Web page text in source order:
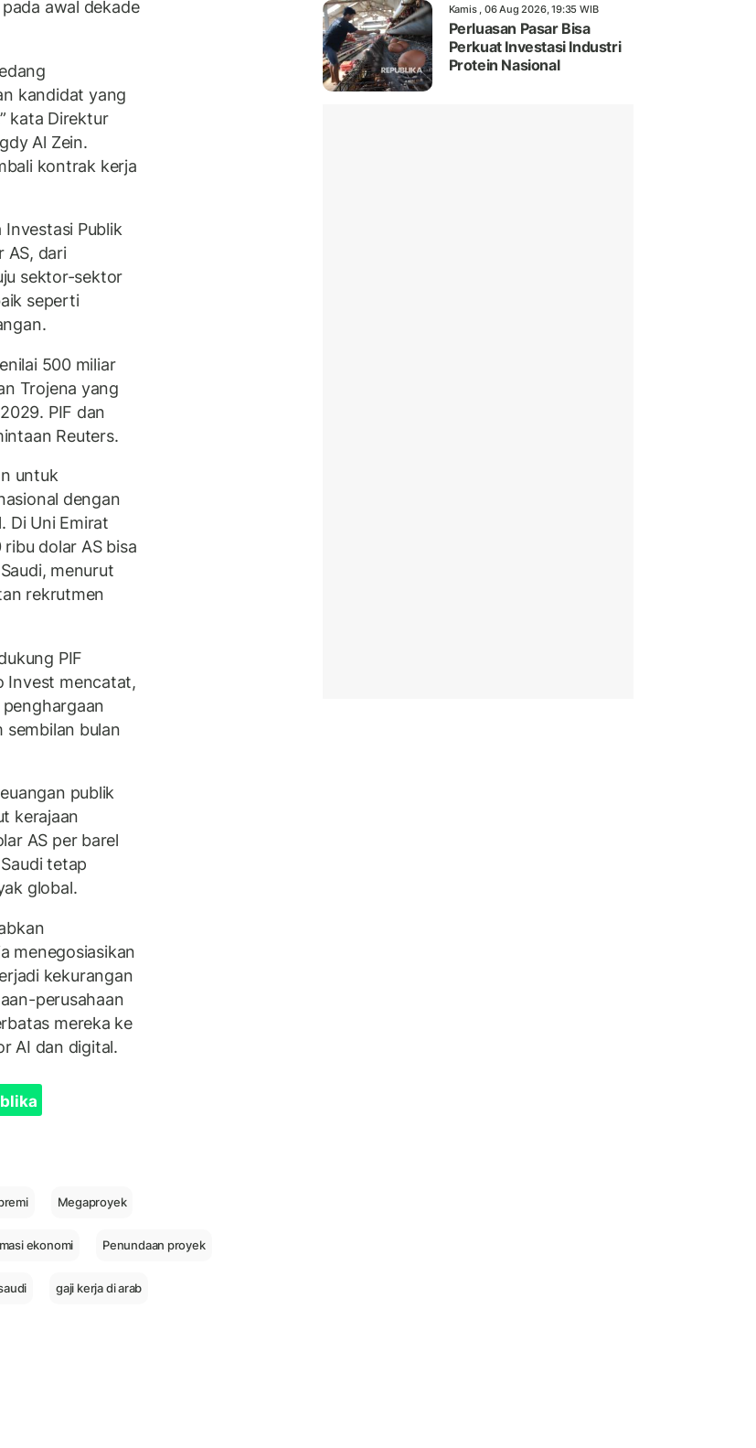
awal dekade
kandidat yang
kata Direktur
Al Zein.
kontrak kerja
Publik
AS, dari
sektor-sektor
seperti
500 miliar
Trojena yang
PIF dan
Reuters.
untuk
dengan
Di Uni Emirat
dolar AS bisa
menurut
rekrutmen
PIF
Invest mencatat,
bulan
publik
kerajaan
AS per barel
tetap
global.
menegosiasikan
kekurangan
perusahaan
mereka ke
AI dan digital.
Megaproyek
ekonomi Penundaan proyek
gaji kerja di arab
Kamis , 06 Aug 2026, 19:35 WIB
Perluasan Pasar Bisa
Perkuat Investasi Industri
Protein Nasional